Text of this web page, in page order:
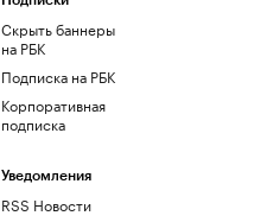
Скрыть баннеры
на РБК
Подписка на РБК
Корпоративная
подписка
Уведомления
RSS Новости